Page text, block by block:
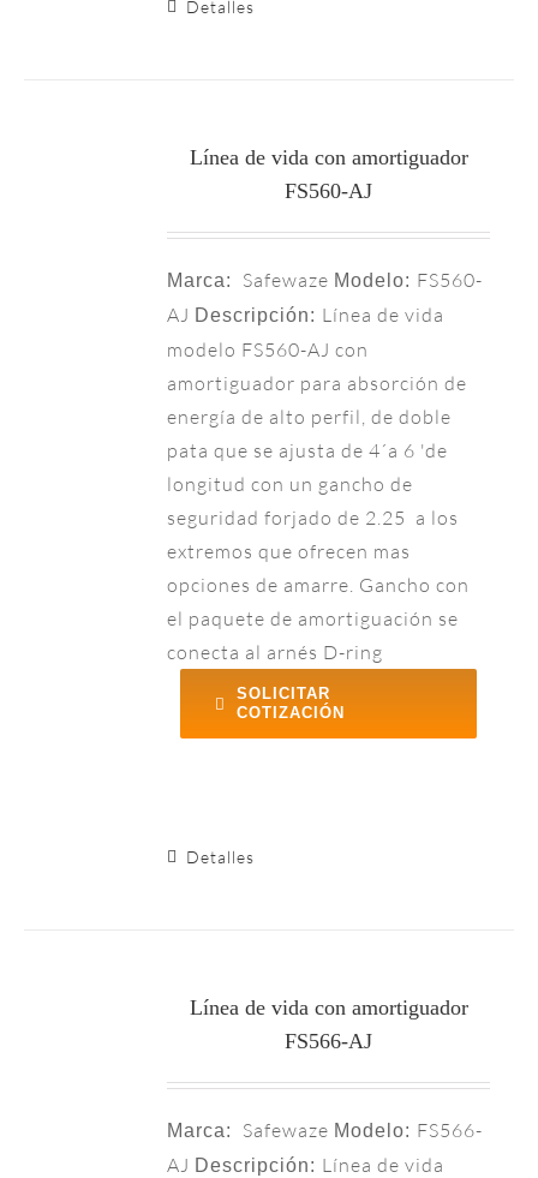
Detalles
Línea de vida con amortiguador
FS560-AJ
Marca: Safewaze Modelo: FS560-
AJ Descripción: Línea de vida
modelo FS560-AJ con
amortiguador para absorción de
energía de alto perfil, de doble
pata que se ajusta de 4´a 6 'de
longitud con un gancho de
seguridad forjado de 2.25 a los
extremos que ofrecen mas
opciones de amarre. Gancho con
el paquete de amortiguación se
conecta al arnés D-ring
SOLICITAR
COTIZACIÓN
Detalles
Línea de vida con amortiguador
FS566-AJ
Marca: Safewaze Modelo: FS566-
AJ Descripción: Línea de vida